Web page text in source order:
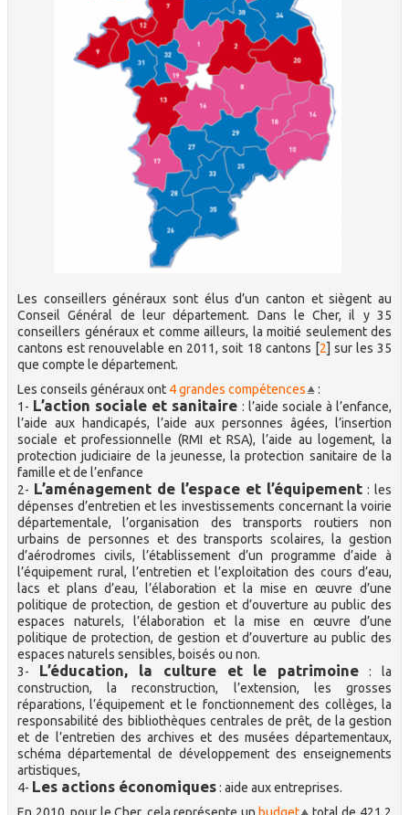
Les conseillers généraux sont élus d’un canton et siègent au
Conseil Général de leur département. Dans le Cher, il y 35
conseillers généraux et comme ailleurs, la moitié seulement des
cantons est renouvelable en 2011, soit 18 cantons [2] sur les 35
que compte le département.
Les conseils généraux ont 4 grandes compétences
:
1- L’action sociale et sanitaire : l’aide sociale à l’enfance,
l’aide aux handicapés, l’aide aux personnes âgées, l’insertion
sociale et professionnelle (RMI et RSA), l’aide au logement, la
protection judiciaire de la jeunesse, la protection sanitaire de la
famille et de l’enfance
2- L’aménagement de l’espace et l’équipement : les
dépenses d’entretien et les investissements concernant la voirie
départementale, l’organisation des transports routiers non
urbains de personnes et des transports scolaires, la gestion
d’aérodromes civils, l’établissement d’un programme d’aide à
l’équipement rural, l’entretien et l’exploitation des cours d’eau,
lacs et plans d’eau, l’élaboration et la mise en œuvre d’une
politique de protection, de gestion et d’ouverture au public des
espaces naturels, l’élaboration et la mise en œuvre d’une
politique de protection, de gestion et d’ouverture au public des
espaces naturels sensibles, boisés ou non.
3- L’éducation, la culture et le patrimoine : la
construction, la reconstruction, l’extension, les grosses
réparations, l’équipement et le fonctionnement des collèges, la
responsabilité des bibliothèques centrales de prêt, de la gestion
et de l’entretien des archives et des musées départementaux,
schéma départemental de développement des enseignements
artistiques,
4- Les actions économiques: aide aux entreprises.